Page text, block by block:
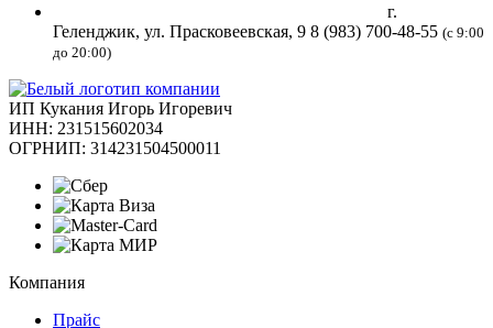
г.
Геленджик, ул. Прасковеевская, 9 8 (983) 700-48-55 (с 9:00
до 20:00)
ИП Кукания Игорь Игоревич
ИНН: 231515602034
ОГРНИП: 314231504500011
Компания
Прайс